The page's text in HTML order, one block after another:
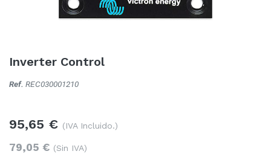
Inverter Control
Ref. REC030001210
95,65 € (IVA Incluido.)
79,05 € (Sin IVA)